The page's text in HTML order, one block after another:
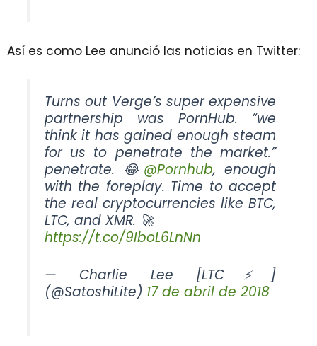
Así es como Lee anunció las noticias en Twitter:
Turns out Verge’s super expensive
partnership was PornHub. “we
think it has gained enough steam
for us to penetrate the market.”
penetrate. 😂 @Pornhub, enough
with the foreplay. Time to accept
the real cryptocurrencies like BTC,
LTC, and XMR. 🚀
https://t.co/9IboL6LnNn
— Charlie Lee [LTC⚡]
(@SatoshiLite) 17 de abril de 2018